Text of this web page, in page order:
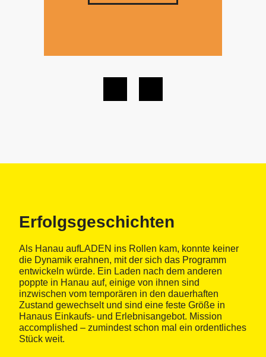
Erfolgsgeschichten
Als Hanau aufLADEN ins Rollen kam, konnte keiner
die Dynamik erahnen, mit der sich das Programm
entwickeln würde. Ein Laden nach dem anderen
poppte in Hanau auf, einige von ihnen sind
inzwischen vom temporären in den dauerhaften
Zustand gewechselt und sind eine feste Größe in
Hanaus Einkaufs- und Erlebnisangebot. Mission
accomplished – zumindest schon mal ein ordentliches
Stück weit.